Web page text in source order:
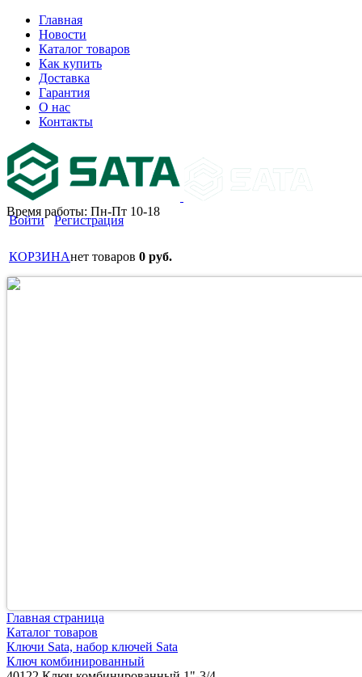
Главная
Новости
Каталог товаров
Как купить
Доставка
Гарантия
О нас
Контакты
Время работы: Пн-Пт 10-18
Войти Регистрация
КОРЗИНАнет товаров 0 руб.
Главная страница
Каталог товаров
Ключи Sata, набор ключей Sata
Ключ комбинированный